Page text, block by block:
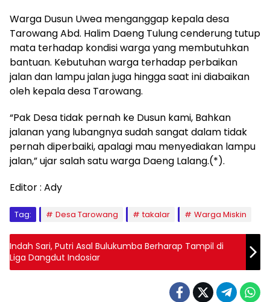
Warga Dusun Uwea menganggap kepala desa
Tarowang Abd. Halim Daeng Tulung cenderung tutup
mata terhadap kondisi warga yang membutuhkan
bantuan. Kebutuhan warga terhadap perbaikan
jalan dan lampu jalan juga hingga saat ini diabaikan
oleh kepala desa Tarowang.
“Pak Desa tidak pernah ke Dusun kami, Bahkan
jalanan yang lubangnya sudah sangat dalam tidak
pernah diperbaiki, apalagi mau menyediakan lampu
jalan,” ujar salah satu warga Daeng Lalang.(*).
Editor : Ady
Tag: Desa Tarowang takalar Warga Miskin
Indah Sari, Putri Asal Bulukumba Berharap Tampil di
Liga Dangdut Indosiar